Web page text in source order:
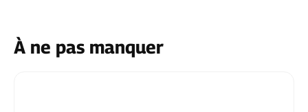
À ne pas manquer